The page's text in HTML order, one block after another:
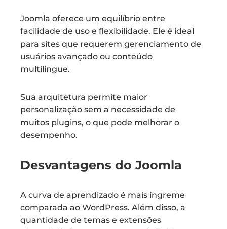
Joomla oferece um equilíbrio entre
facilidade de uso e flexibilidade. Ele é ideal
para sites que requerem gerenciamento de
usuários avançado ou conteúdo
multilíngue.
Sua arquitetura permite maior
personalização sem a necessidade de
muitos plugins, o que pode melhorar o
desempenho.
Desvantagens do Joomla
A curva de aprendizado é mais íngreme
comparada ao WordPress. Além disso, a
quantidade de temas e extensões